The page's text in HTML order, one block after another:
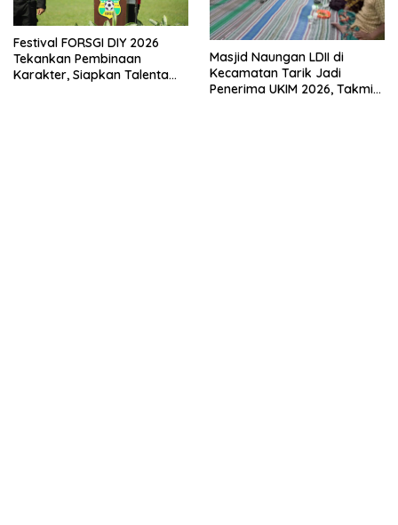
Festival FORSGI DIY 2026
Tekankan Pembinaan
Karakter, Siapkan Talenta
Masjid Naungan LDII di
Kecamatan Tarik Jadi
Penerima UKIM 2026, Takmir